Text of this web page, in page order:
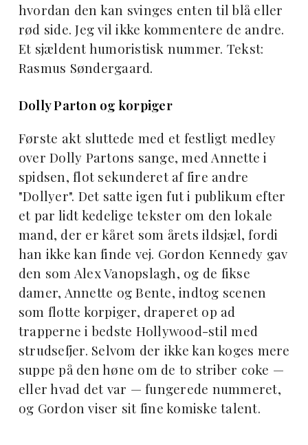
hvordan den kan svinges enten til blå eller
rød side. Jeg vil ikke kommentere de andre.
Et sjældent humoristisk nummer. Tekst:
Rasmus Søndergaard.
Dolly Parton og korpiger
Første akt sluttede med et festligt medley
over Dolly Partons sange, med Annette i
spidsen, flot sekunderet af fire andre
"Dollyer". Det satte igen fut i publikum efter
et par lidt kedelige tekster om den lokale
mand, der er kåret som årets ildsjæl, fordi
han ikke kan finde vej. Gordon Kennedy gav
den som Alex Vanopslagh, og de fikse
damer, Annette og Bente, indtog scenen
som flotte korpiger, draperet op ad
trapperne i bedste Hollywood-stil med
strudsefjer. Selvom der ikke kan koges mere
suppe på den høne om de to striber coke —
eller hvad det var — fungerede nummeret,
og Gordon viser sit fine komiske talent.